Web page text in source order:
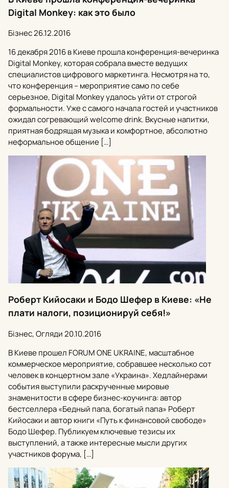
Digital Monkey: как это было
Бізнес26.12.2016
16 декабря 2016 в Киеве прошла конференция-вечеринка
Digital Monkey, которая собрала вместе ведущих
специалистов цифрового маркетинга. Несмотря на то,
что конференция – мероприятие само по себе
серьезное, Digital Monkey удалось уйти от строгой
формальности. Уже с самого начала гостей и участников
ожидал согревающий welcome drink. Вкусные напитки,
приятная бодрящая музыка и комфортное, абсолютно
неформальное общение […]
Роберт Кийосаки и Бодо Шефер в Киеве: «Не
плати налоги, позиционируй себя!»
Бізнес, Огляди20.10.2016
В Киеве прошел FORUM ONE UKRAINE, масштабное
коммерческое мероприятие, собравшее несколько сот
человек в концертном зале «Украина». Хедлайнерами
события выступили раскрученные мировые
знаменитости в сфере бизнес-коучинга: автор
бестселлера «Бедный папа, богатый папа» Роберт
Кийосаки и автор книги «Путь к финансовой свободе»
Бодо Шефер. Публикуем ключевые тезисы их
выступлений, а также интересные мысли других
участников форума, […]